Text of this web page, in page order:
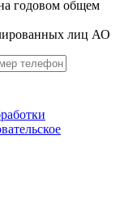
годовом общем
лиц АО